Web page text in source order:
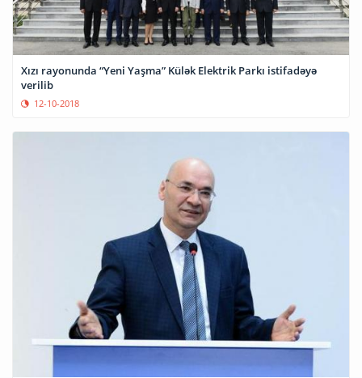
Xızı rayonunda “Yeni Yaşma” Külək Elektrik Parkı istifadəyə
verilib
12-10-2018